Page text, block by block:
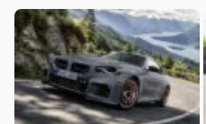
ド」がデビュー【動画】